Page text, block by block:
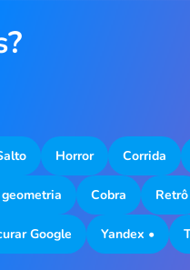
Horror Corrida
Cobra Retrô
Google Yandex •